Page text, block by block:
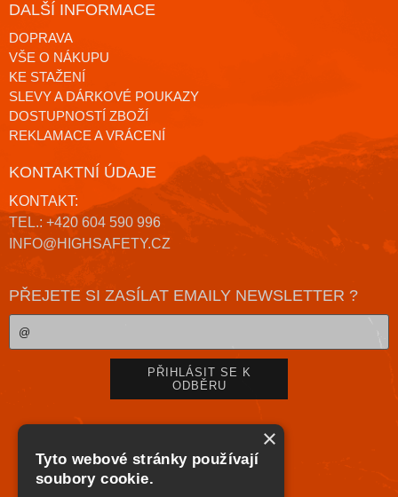
DALŠÍ INFORMACE
DOPRAVA
VŠE O NÁKUPU
KE STAŽENÍ
SLEVY A DÁRKOVÉ POUKAZY
DOSTUPNOSTÍ ZBOŽÍ
REKLAMACE A VRÁCENÍ
KONTAKTNÍ ÚDAJE
KONTAKT:
TEL.: +420 604 590 996
INFO@HIGHSAFETY.CZ
PŘEJETE SI ZASÍLAT EMAILY NEWSLETTER ?
×
Tyto webové stránky používají
soubory cookie.